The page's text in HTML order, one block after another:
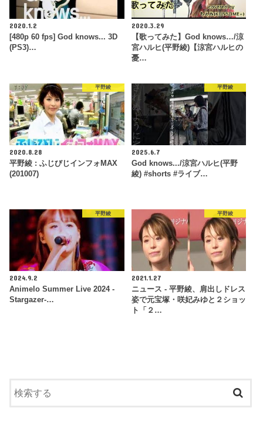
2020.1.2
[480p 60 fps] God knows... 3D
(PS3)…
2020.3.29
【歌ってみた】God knows…/涼
宮ハルヒ(平野綾)【涼宮ハルヒの
憂…
平野綾
2020.8.28
平野綾 : ふじびじインフォMAX
(201007)
平野綾
2025.6.7
God knows.../涼宮ハルヒ(平野
綾) #shorts #ライブ…
平野綾
2024.9.2
Animelo Summer Live 2024 -
Stargazer-…
平野綾
2021.1.27
ニュース - 平野綾、肩出しドレス
姿で元宝塚・咲妃みゆと２ショッ
ト「２…